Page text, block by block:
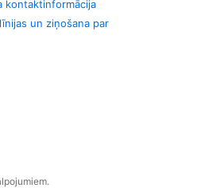
kontaktinformācija
un ziņošana par